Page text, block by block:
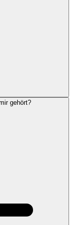
gehört?